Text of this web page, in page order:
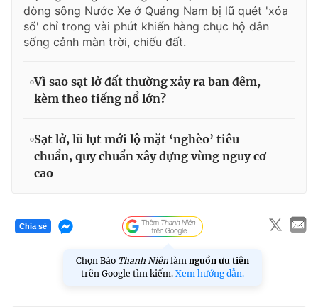
dòng sông Nước Xe ở Quảng Nam bị lũ quét 'xóa
sổ' chỉ trong vài phút khiến hàng chục hộ dân
sống cảnh màn trời, chiếu đất.
Vì sao sạt lở đất thường xảy ra ban đêm,
kèm theo tiếng nổ lớn?
Sạt lở, lũ lụt mới lộ mặt ‘nghèo’ tiêu
chuẩn, quy chuẩn xây dựng vùng nguy cơ
cao
Chia sẻ
Chọn Báo Thanh Niên làm nguồn ưu tiên
trên Google tìm kiếm. Xem hướng dẫn.